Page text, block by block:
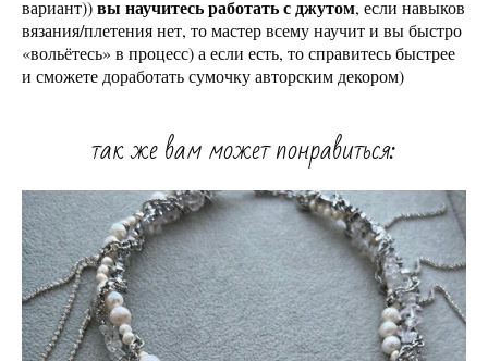
вариант))вы научитесь работать с джутом, если навыков
вязания/плетения нет, то мастер всему научит и вы быстро
«вольётесь» в процесс) а если есть, то справитесь быстрее
и сможете доработать сумочку авторским декором)
так же вам может понравиться: